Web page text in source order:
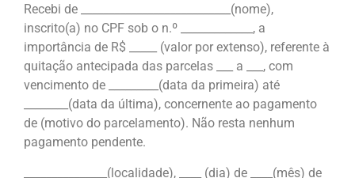
Recebi de ___________________________(nome),
inscrito(a) no CPF sob o n.º _____________, a
importância de R$ _____ (valor por extenso), referente à
quitação antecipada das parcelas ___ a ___, com
vencimento de _________(data da primeira) até
________(data da última), concernente ao pagamento
de (motivo do parcelamento). Não resta nenhum
pagamento pendente.
_______________(localidade), ____ (dia) de ____(mês) de